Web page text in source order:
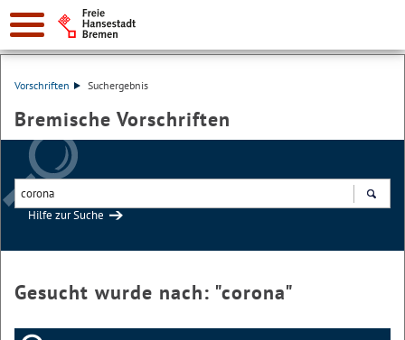
Vorschriften Suchergebnis
Bremische Vorschriften
Hilfe zur Suche
Gesucht wurde nach: "corona"